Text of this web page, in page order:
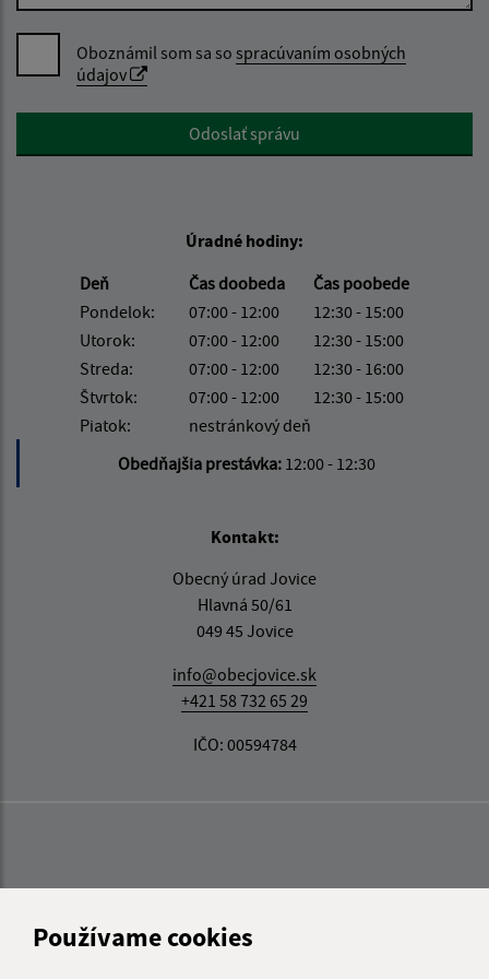
Používame cookies
Oboznámil som sa so spracúvaním osobných
údajov
Google reCaptcha ResponseOdoslať správu
Úradné hodiny:
Deň
Čas doobeda
Čas poobede
Pondelok:
07:00 - 12:00
12:30 - 15:00
Utorok:
07:00 - 12:00
12:30 - 15:00
Streda:
07:00 - 12:00
12:30 - 16:00
Štvrtok:
07:00 - 12:00
12:30 - 15:00
Piatok:
nestránkový deň
Obedňajšia prestávka: 12:00 - 12:30
Kontakt:
Obecný úrad Jovice
Hlavná 50/61
049 45 Jovice
info@obecjovice.sk
+421 58 732 65 29
IČO: 00594784